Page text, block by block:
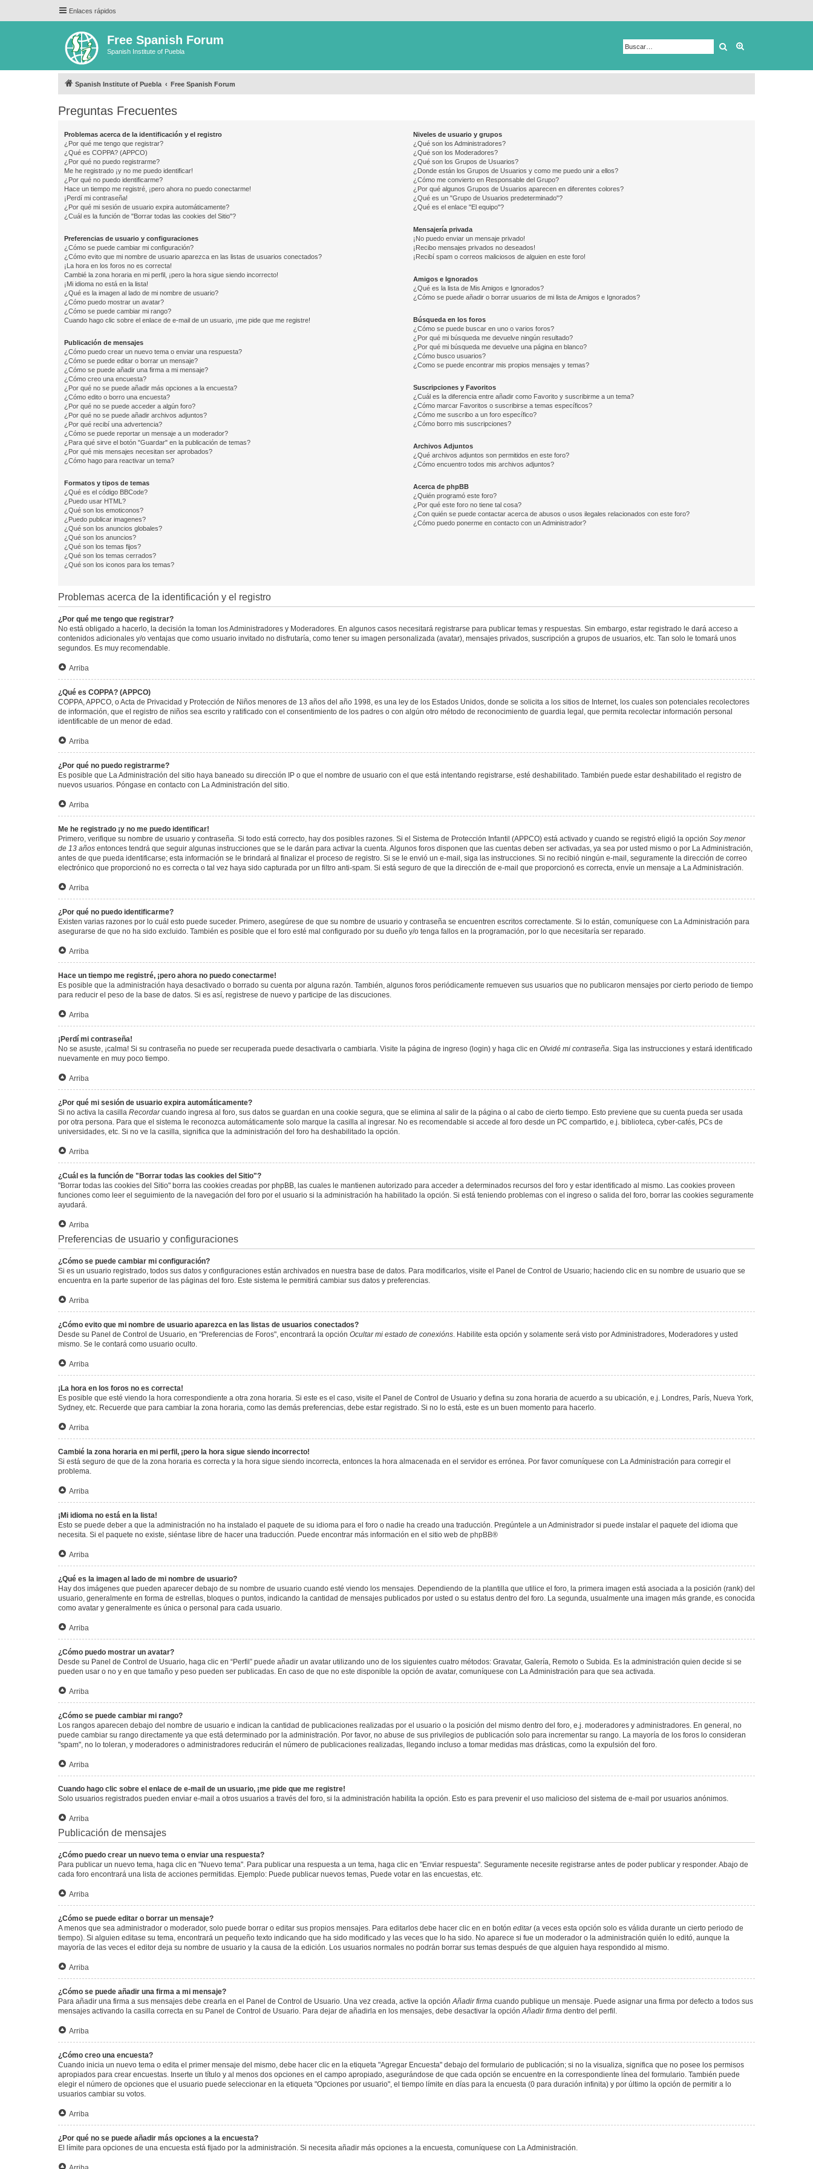
Enlaces rápidos
Free Spanish Forum
Spanish Institute of Puebla Buscar
Spanish Institute of Puebla Free Spanish Forum
Preguntas Frecuentes
Problemas acerca de la identificación y el registro
¿Por qué me tengo que registrar?
¿Qué es COPPA? (APPCO)
¿Por qué no puedo registrarme?
Me he registrado ¡y no me puedo identificar!
¿Por qué no puedo identificarme?
Hace un tiempo me registré, ¡pero ahora no puedo conectarme!
¡Perdí mi contraseña!
¿Por qué mi sesión de usuario expira automáticamente?
¿Cuál es la función de "Borrar todas las cookies del Sitio"?
Preferencias de usuario y configuraciones
¿Cómo se puede cambiar mi configuración?
¿Cómo evito que mi nombre de usuario aparezca en las listas de usuarios conectados?
¡La hora en los foros no es correcta!
Cambié la zona horaria en mi perfil, ¡pero la hora sigue siendo incorrecto!
¡Mi idioma no está en la lista!
¿Qué es la imagen al lado de mi nombre de usuario?
¿Cómo puedo mostrar un avatar?
¿Cómo se puede cambiar mi rango?
Cuando hago clic sobre el enlace de e-mail de un usuario, ¡me pide que me registre!
Publicación de mensajes
¿Cómo puedo crear un nuevo tema o enviar una respuesta?
¿Cómo se puede editar o borrar un mensaje?
¿Cómo se puede añadir una firma a mi mensaje?
¿Cómo creo una encuesta?
¿Por qué no se puede añadir más opciones a la encuesta?
¿Cómo edito o borro una encuesta?
¿Por qué no se puede acceder a algún foro?
¿Por qué no se puede añadir archivos adjuntos?
¿Por qué recibí una advertencia?
¿Cómo se puede reportar un mensaje a un moderador?
¿Para qué sirve el botón "Guardar" en la publicación de temas?
¿Por qué mis mensajes necesitan ser aprobados?
¿Cómo hago para reactivar un tema?
Formatos y tipos de temas
¿Qué es el código BBCode?
¿Puedo usar HTML?
¿Qué son los emoticonos?
¿Puedo publicar imagenes?
¿Qué son los anuncios globales?
¿Qué son los anuncios?
¿Qué son los temas fijos?
¿Qué son los temas cerrados?
¿Qué son los iconos para los temas?
Niveles de usuario y grupos
¿Qué son los Administradores?
¿Qué son los Moderadores?
¿Qué son los Grupos de Usuarios?
¿Donde están los Grupos de Usuarios y como me puedo unir a ellos?
¿Cómo me convierto en Responsable del Grupo?
¿Por qué algunos Grupos de Usuarios aparecen en diferentes colores?
¿Qué es un "Grupo de Usuarios predeterminado"?
¿Qué es el enlace "El equipo"?
Mensajería privada
¡No puedo enviar un mensaje privado!
¡Recibo mensajes privados no deseados!
¡Recibí spam o correos maliciosos de alguien en este foro!
Amigos e Ignorados
¿Qué es la lista de Mis Amigos e Ignorados?
¿Cómo se puede añadir o borrar usuarios de mi lista de Amigos e Ignorados?
Búsqueda en los foros
¿Cómo se puede buscar en uno o varios foros?
¿Por qué mi búsqueda me devuelve ningún resultado?
¿Por qué mi búsqueda me devuelve una página en blanco?
¿Cómo busco usuarios?
¿Como se puede encontrar mis propios mensajes y temas?
Suscripciones y Favoritos
¿Cuál es la diferencia entre añadir como Favorito y suscribirme a un tema?
¿Cómo marcar Favoritos o suscribirse a temas específicos?
¿Cómo me suscribo a un foro específico?
¿Cómo borro mis suscripciones?
Archivos Adjuntos
¿Qué archivos adjuntos son permitidos en este foro?
¿Cómo encuentro todos mis archivos adjuntos?
Acerca de phpBB
¿Quién programó este foro?
¿Por qué este foro no tiene tal cosa?
¿Con quién se puede contactar acerca de abusos o usos ilegales relacionados con este foro?
¿Cómo puedo ponerme en contacto con un Administrador?
Problemas acerca de la identificación y el registro
¿Por qué me tengo que registrar?
No está obligado a hacerlo, la decisión la toman los Administradores y Moderadores. En algunos casos necesitará registrarse para publicar temas y respuestas. Sin embargo, estar registrado le dará acceso a
contenidos adicionales y/o ventajas que como usuario invitado no disfrutaría, como tener su imagen personalizada (avatar), mensajes privados, suscripción a grupos de usuarios, etc. Tan solo le tomará unos
segundos. Es muy recomendable.
Arriba
¿Qué es COPPA? (APPCO)
COPPA, APPCO, o Acta de Privacidad y Protección de Niños menores de 13 años del año 1998, es una ley de los Estados Unidos, donde se solicita a los sitios de Internet, los cuales son potenciales recolectores
de información, que el registro de niños sea escrito y ratificado con el consentimiento de los padres o con algún otro método de reconocimiento de guardia legal, que permita recolectar información personal
identificable de un menor de edad.
Arriba
¿Por qué no puedo registrarme?
Es posible que La Administración del sitio haya baneado su dirección IP o que el nombre de usuario con el que está intentando registrarse, esté deshabilitado. También puede estar deshabilitado el registro de
nuevos usuarios. Póngase en contacto con La Administración del sitio.
Arriba
Me he registrado ¡y no me puedo identificar!
Primero, verifique su nombre de usuario y contraseña. Si todo está correcto, hay dos posibles razones. Si el Sistema de Protección Infantil (APPCO) está activado y cuando se registró eligió la opción Soy menor
de 13 años entonces tendrá que seguir algunas instrucciones que se le darán para activar la cuenta. Algunos foros disponen que las cuentas deben ser activadas, ya sea por usted mismo o por La Administración,
antes de que pueda identificarse; esta información se le brindará al finalizar el proceso de registro. Si se le envió un e-mail, siga las instrucciones. Si no recibió ningún e-mail, seguramente la dirección de correo
electrónico que proporcionó no es correcta o tal vez haya sido capturada por un filtro anti-spam. Si está seguro de que la dirección de e-mail que proporcionó es correcta, envíe un mensaje a La Administración.
Arriba
¿Por qué no puedo identificarme?
Existen varias razones por lo cuál esto puede suceder. Primero, asegúrese de que su nombre de usuario y contraseña se encuentren escritos correctamente. Si lo están, comuníquese con La Administración para
asegurarse de que no ha sido excluido. También es posible que el foro esté mal configurado por su dueño y/o tenga fallos en la programación, por lo que necesitaría ser reparado.
Arriba
Hace un tiempo me registré, ¡pero ahora no puedo conectarme!
Es posible que la administración haya desactivado o borrado su cuenta por alguna razón. También, algunos foros periódicamente remueven sus usuarios que no publicaron mensajes por cierto periodo de tiempo
para reducir el peso de la base de datos. Si es así, registrese de nuevo y participe de las discuciones.
Arriba
¡Perdí mi contraseña!
No se asuste, ¡calma! Si su contraseña no puede ser recuperada puede desactivarla o cambiarla. Visite la página de ingreso (login) y haga clic en Olvidé mi contraseña. Siga las instrucciones y estará identificado
nuevamente en muy poco tiempo.
Arriba
¿Por qué mi sesión de usuario expira automáticamente?
Si no activa la casilla Recordarcuando ingresa al foro, sus datos se guardan en una cookie segura, que se elimina al salir de la página o al cabo de cierto tiempo. Esto previene que su cuenta pueda ser usada
por otra persona. Para que el sistema le reconozca automáticamente solo marque la casilla al ingresar. No es recomendable si accede al foro desde un PC compartido, e.j. biblioteca, cyber-cafés, PCs de
universidades, etc. Si no ve la casilla, significa que la administración del foro ha deshabilitado la opción.
Arriba
¿Cuál es la función de "Borrar todas las cookies del Sitio"?
"Borrar todas las cookies del Sitio" borra las cookies creadas por phpBB, las cuales le mantienen autorizado para acceder a determinados recursos del foro y estar identificado al mismo. Las cookies proveen
funciones como leer el seguimiento de la navegación del foro por el usuario si la administración ha habilitado la opción. Si está teniendo problemas con el ingreso o salida del foro, borrar las cookies seguramente
ayudará.
Arriba
Preferencias de usuario y configuraciones
¿Cómo se puede cambiar mi configuración?
Si es un usuario registrado, todos sus datos y configuraciones están archivados en nuestra base de datos. Para modificarlos, visite el Panel de Control de Usuario; haciendo clic en su nombre de usuario que se
encuentra en la parte superior de las páginas del foro. Este sistema le permitirá cambiar sus datos y preferencias.
Arriba
¿Cómo evito que mi nombre de usuario aparezca en las listas de usuarios conectados?
Desde su Panel de Control de Usuario, en "Preferencias de Foros", encontrará la opción Ocultar mi estado de conexións. Habilite esta opción y solamente será visto por Administradores, Moderadores y usted
mismo. Se le contará como usuario oculto.
Arriba
¡La hora en los foros no es correcta!
Es posible que esté viendo la hora correspondiente a otra zona horaria. Si este es el caso, visite el Panel de Control de Usuario y defina su zona horaria de acuerdo a su ubicación, e.j. Londres, París, Nueva York,
Sydney, etc. Recuerde que para cambiar la zona horaria, como las demás preferencias, debe estar registrado. Si no lo está, este es un buen momento para hacerlo.
Arriba
Cambié la zona horaria en mi perfil, ¡pero la hora sigue siendo incorrecto!
Si está seguro de que de la zona horaria es correcta y la hora sigue siendo incorrecta, entonces la hora almacenada en el servidor es errónea. Por favor comuníquese con La Administración para corregir el
problema.
Arriba
¡Mi idioma no está en la lista!
Esto se puede deber a que la administración no ha instalado el paquete de su idioma para el foro o nadie ha creado una traducción. Pregúntele a un Administrador si puede instalar el paquete del idioma que
necesita. Si el paquete no existe, siéntase libre de hacer una traducción. Puede encontrar más información en el sitio web de phpBB®
Arriba
¿Qué es la imagen al lado de mi nombre de usuario?
Hay dos imágenes que pueden aparecer debajo de su nombre de usuario cuando esté viendo los mensajes. Dependiendo de la plantilla que utilice el foro, la primera imagen está asociada a la posición (rank) del
usuario, generalmente en forma de estrellas, bloques o puntos, indicando la cantidad de mensajes publicados por usted o su estatus dentro del foro. La segunda, usualmente una imagen más grande, es conocida
como avatar y generalmente es única o personal para cada usuario.
Arriba
¿Cómo puedo mostrar un avatar?
Desde su Panel de Control de Usuario, haga clic en “Perfil” puede añadir un avatar utilizando uno de los siguientes cuatro métodos: Gravatar, Galería, Remoto o Subida. Es la administración quien decide si se
pueden usar o no y en que tamaño y peso pueden ser publicadas. En caso de que no este disponible la opción de avatar, comuníquese con La Administración para que sea activada.
Arriba
¿Cómo se puede cambiar mi rango?
Los rangos aparecen debajo del nombre de usuario e indican la cantidad de publicaciones realizadas por el usuario o la posición del mismo dentro del foro, e.j. moderadores y administradores. En general, no
puede cambiar su rango directamente ya que está determinado por la administración. Por favor, no abuse de sus privilegios de publicación solo para incrementar su rango. La mayoría de los foros lo consideran
"spam", no lo toleran, y moderadores o administradores reducirán el número de publicaciones realizadas, llegando incluso a tomar medidas mas drásticas, como la expulsión del foro.
Arriba
Cuando hago clic sobre el enlace de e-mail de un usuario, ¡me pide que me registre!
Solo usuarios registrados pueden enviar e-mail a otros usuarios a través del foro, si la administración habilita la opción. Esto es para prevenir el uso malicioso del sistema de e-mail por usuarios anónimos.
Arriba
Publicación de mensajes
¿Cómo puedo crear un nuevo tema o enviar una respuesta?
Para publicar un nuevo tema, haga clic en "Nuevo tema". Para publicar una respuesta a un tema, haga clic en "Enviar respuesta". Seguramente necesite registrarse antes de poder publicar y responder. Abajo de
cada foro encontrará una lista de acciones permitidas. Ejemplo: Puede publicar nuevos temas, Puede votar en las encuestas, etc.
Arriba
¿Cómo se puede editar o borrar un mensaje?
A menos que sea administrador o moderador, solo puede borrar o editar sus propios mensajes. Para editarlos debe hacer clic en en botón editar(a veces esta opción solo es válida durante un cierto periodo de
tiempo). Si alguien editase su tema, encontrará un pequeño texto indicando que ha sido modificado y las veces que lo ha sido. No aparece si fue un moderador o la administración quién lo editó, aunque la
mayoría de las veces el editor deja su nombre de usuario y la causa de la edición. Los usuarios normales no podrán borrar sus temas después de que alguien haya respondido al mismo.
Arriba
¿Cómo se puede añadir una firma a mi mensaje?
Para añadir una firma a sus mensajes debe crearla en el Panel de Control de Usuario. Una vez creada, active la opciónAñadir firma cuando publique un mensaje. Puede asignar una firma por defecto a todos sus
mensajes activando la casilla correcta en su Panel de Control de Usuario. Para dejar de añadirla en los mensajes, debe desactivar la opciónAñadir firma dentro del perfil.
Arriba
¿Cómo creo una encuesta?
Cuando inicia un nuevo tema o edita el primer mensaje del mismo, debe hacer clic en la etiqueta "Agregar Encuesta" debajo del formulario de publicación; si no la visualiza, significa que no posee los permisos
apropiados para crear encuestas. Inserte un título y al menos dos opciones en el campo apropiado, asegurándose de que cada opción se encuentre en la correspondiente línea del formulario. También puede
elegir el número de opciones que el usuario puede seleccionar en la etiqueta "Opciones por usuario", el tiempo límite en días para la encuesta (0 para duración infinita) y por último la opción de permitir a lo
usuarios cambiar su votos.
Arriba
¿Por qué no se puede añadir más opciones a la encuesta?
El límite para opciones de una encuesta está fijado por la administración. Si necesita añadir más opciones a la encuesta, comuníquese con La Administración.